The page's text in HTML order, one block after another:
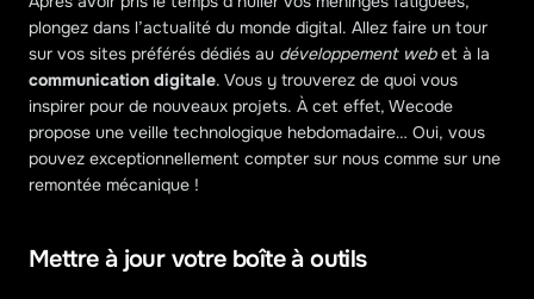
plongez dans l’actualité du monde digital. Allez faire un tour
sur vos sites préférés dédiés au développement web
communication digitale. Vous y trouverez de quoi vous
inspirer pour de nouveaux projets. À cet effet, Wecode
propose une veille technologique hebdomadaire… Oui, vous
pouvez exceptionnellement compter sur nous comme sur une
remontée mécanique !
Mettre à jour votre boîte à outils